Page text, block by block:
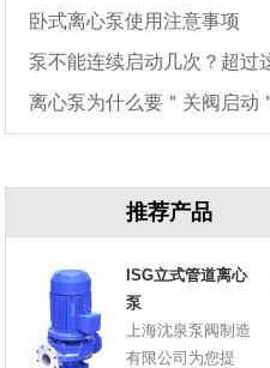
卧式离心泵使用注意事项
泵不能连续启动几次？超过
离心泵为什么要＂关阀启动
推荐产品
ISG立式管道离心
泵
上海沈泉泵阀制造
有限公司为您提